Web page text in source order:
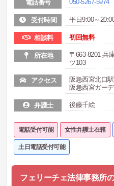
電話番号 050-5267-5974
受付時間 平日9:00～
相談料 初回無料
所在地
〒663-8201 兵
ツ103
アクセス
阪急西宮北口
阪急西宮ガー
弁護士 後藤千絵
電話受付可能 女性弁護士在籍
土日電話受付可能
フェリーチェ法律事務所